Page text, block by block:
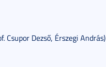
Csupor Dezső, Érszegi András)